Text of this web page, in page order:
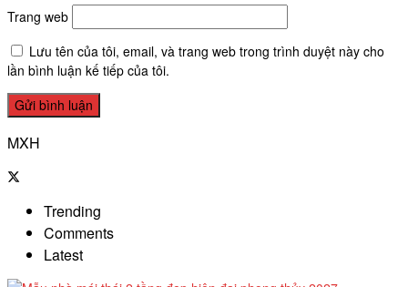
Trang web
Lưu tên của tôi, email, và trang web trong trình duyệt này cho
lần bình luận kế tiếp của tôi.
MXH
Trending
Comments
Latest